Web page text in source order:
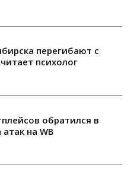
перегибают с
психолог
обратился в
на WB